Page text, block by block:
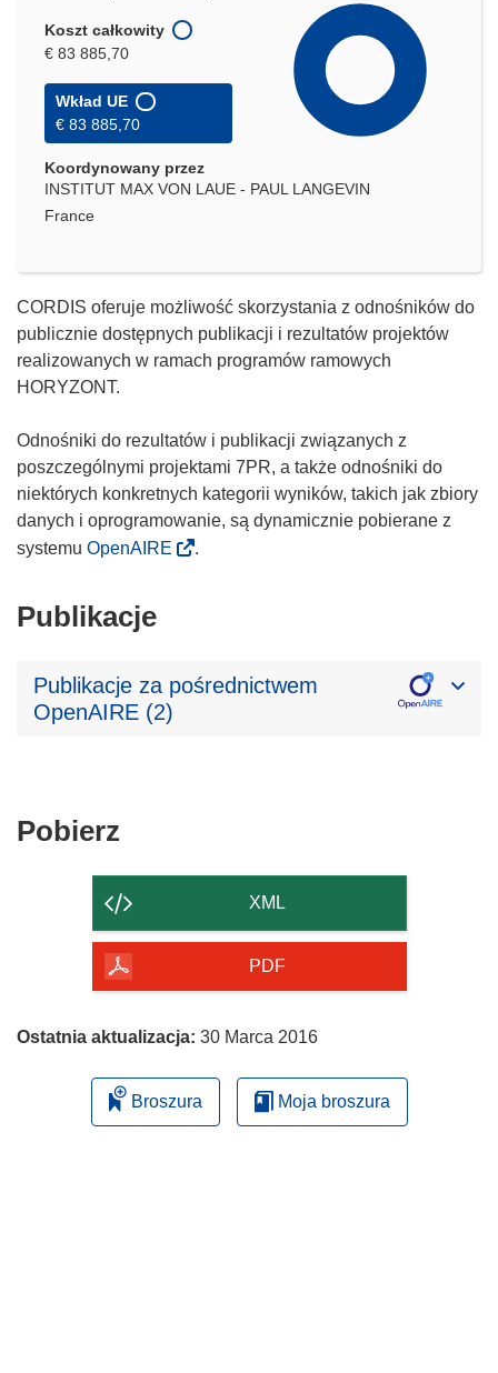
Koszt całkowity
€ 83 885,70
Wkład UE
€ 83 885,70
Koordynowany przez
INSTITUT MAX VON LAUE - PAUL LANGEVIN
France
CORDIS oferuje możliwość skorzystania z odnośników do
publicznie dostępnych publikacji i rezultatów projektów
realizowanych w ramach programów ramowych
HORYZONT.
Odnośniki do rezultatów i publikacji związanych z
poszczególnymi projektami 7PR, a także odnośniki do
niektórych konkretnych kategorii wyników, takich jak zbiory
danych i oprogramowanie, są dynamicznie pobierane z
systemu OpenAIRE .
Publikacje
Publikacje za pośrednictwem
OpenAIRE (2)
Pobierz
strony
XML
PDF
Ostatnia aktualizacja: 30 Marca 2016
Broszura Moja broszura